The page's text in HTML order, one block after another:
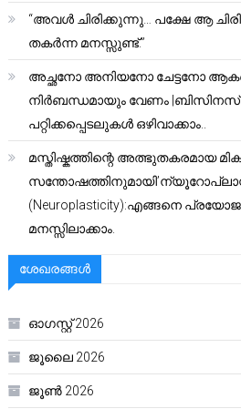
“അവൾ ചിരിക്കുന്നു… പക്ഷേ ആ
തകർന്ന മനസ്സുണ്ട്.”
അച്ഛനോ അനിയനോ ചേട്ടനോ
നിർബന്ധമായും വേണം |ബിസിനസ്
പറ്റിക്കപ്പെടലുകൾ ഒഴിവാക്കാം..
മസ്തിഷ്കത്തിന്റെ അത്ഭുതകരമായ
(Neuroplasticity):എങ്ങനെ
മനസ്സിലാക്കാം.
ശേഖരങ്ങൾ
ഓഗസ്റ്റ്‌ 2026
ജൂലൈ 2026
ജൂൺ 2026